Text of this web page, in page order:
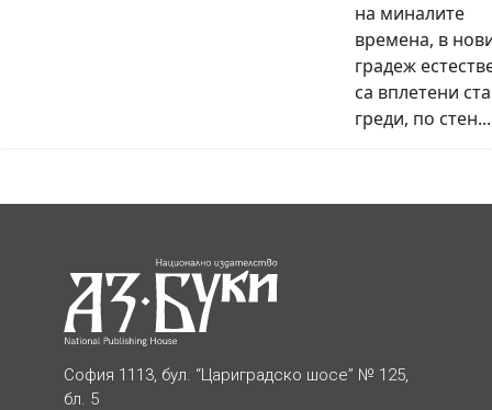
на миналите
времена, в
градеж
са вплетени
греди, по стен...
София 1113, бул. “Цариградско шосе” № 125,
бл. 5